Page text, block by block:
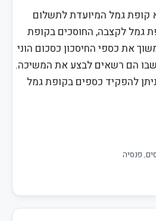
קופת גמל המיועדת לתשלום
גמל לקצבה, החוסכים בקופת
את כספי החיסכון כסכום הוני
הם רשאים לבצע את המשיכה.
שנת 2008 לא ניתן להפקיד כספים בקופת גמל
, פנסיה